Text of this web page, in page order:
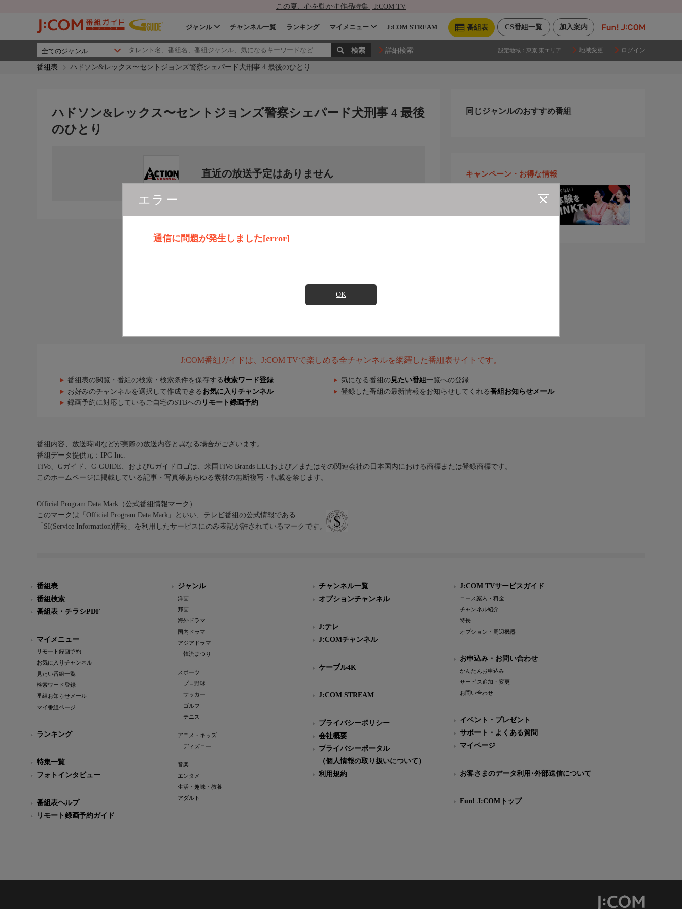
この夏、心を動かす作品特集 | J:COM TV
加入案内
CS番組一覧
番組表
ジャンル チャンネル一覧 ランキング マイメニュー J:COM STREAM
詳細検索 設定地域： 東京 東エリア 地域変更 ログイン
番組表 ハドソン&レックス〜セントジョンズ警察シェパード犬刑事 4 最後のひとり
エラー
通信に問題が発生しました[error]
OK
ハドソン&レックス〜セントジョンズ警察シェパード犬刑事 4 最後
のひとり
直近の放送予定はありません
同じジャンルのおすすめ番組
キャンペーン・お得な情報
J:COM番組ガイドは、J:COM TVで楽しめる全チャンネルを網羅した番組表サイトです。
番組表の閲覧・番組の検索・検索条件を保存する検索ワード登録 気になる番組の 見たい番組 一覧への登録
お好みのチャンネルを選択して作成できる お気に入りチャンネル 登録した番組の最新情報をお知らせしてくれる番組お知らせメール
録画予約に対応しているご自宅のSTBへの リモート録画予約
番組内容、放送時間などが実際の放送内容と異なる場合がございます。
番組データ提供元：IPG Inc.
TiVo、Gガイド、G-GUIDE、およびGガイドロゴは、米国TiVo Brands LLCおよび／またはその関連会社の日本国内における商標または登録商標です。
このホームページに掲載している記事・写真等あらゆる素材の無断複写・転載を禁じます。
Official Program Data Mark（公式番組情報マーク）
このマークは「Official Program Data Mark」といい、テレビ番組の公式情報である
「SI(Service Information)情報」を利用したサービスにのみ表記が許されているマークです。
番組表
番組検索
番組表・チラシPDF
マイメニュー
リモート録画予約
お気に入りチャンネル
見たい番組一覧
検索ワード登録
番組お知らせメール
マイ番組ページ
ランキング
特集一覧
フォトインタビュー
番組表ヘルプ
リモート録画予約ガイド
ジャンル
洋画
邦画
海外ドラマ
国内ドラマ
アジアドラマ
韓流まつり
スポーツ
プロ野球
サッカー
ゴルフ
テニス
アニメ・キッズ
ディズニー
音楽
エンタメ
生活・趣味・教養
アダルト
チャンネル一覧
オプションチャンネル
J:テレ
J:COMチャンネル
ケーブル4K
J:COM STREAM
プライバシーポリシー
会社概要
プライバシーポータル
（個人情報の取り扱いについて）
利用規約
J:COM TVサービスガイド
コース案内・料金
チャンネル紹介
特長
オプション・周辺機器
お申込み・お問い合わせ
かんたんお申込み
サービス追加・変更
お問い合わせ
イベント・プレゼント
サポート・よくある質問
マイページ
お客さまのデータ利用･外部送信について
Fun! J:COMトップ